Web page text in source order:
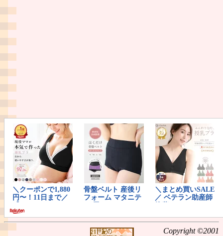
Copyright ©2001